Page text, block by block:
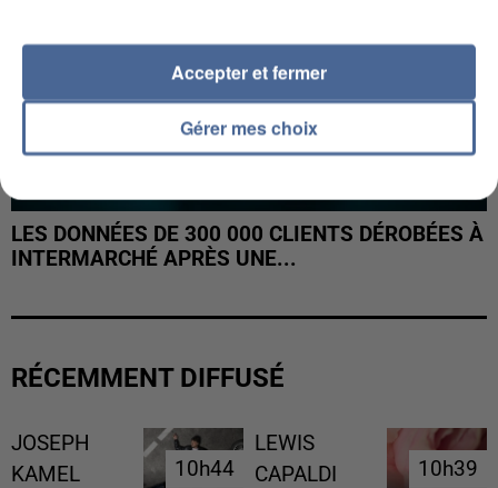
LES DONNÉES DE 300 000 CLIENTS DÉROBÉES À
INTERMARCHÉ APRÈS UNE...
RÉCEMMENT DIFFUSÉ
JOSEPH
KAMEL
10h44
10h44
LEWIS
CAPALDI
10h39
10h39
Gérer mes choix
Accepter et fermer